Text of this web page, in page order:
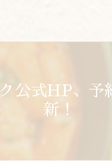
公式HP、予
新！